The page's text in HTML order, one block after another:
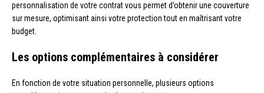
personnalisation de votre contrat vous permet d’obtenir une couverture
sur mesure, optimisant ainsi votre protection tout en maîtrisant votre
budget.
Les options complémentaires à considérer
En fonction de votre situation personnelle, plusieurs options